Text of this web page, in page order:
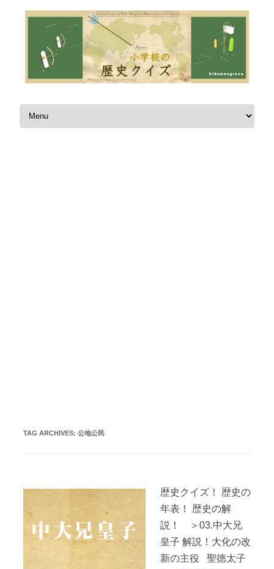
Skip to content
TAG ARCHIVES: 公地公民
歴史クイズ！ 歴史の
年表！ 歴史の解
説！ ＞03.中大兄
皇子 解説！大化の改
新の主役 聖徳太子